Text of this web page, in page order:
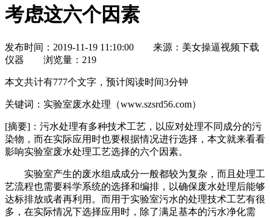
考虑这六个因素
发布时间：2019-11-19 11:10:00
来源：美女操逼视频下载
仪器 浏览量： 219
本文共计有777个文字，预计阅读时间3分钟
关键词：实验室废水处理（www.szsrd56.com）
[摘要]： 污水处理有多种技术工艺，以应对处理不同成分的污
染物，而在实际应用时也要根据情况进行选择，本文就来看看
影响实验室废水处理工艺选择的六个因素。
实验室产生的废水组成成分一般都较为复杂，而且处理工
艺流程也需要科学系统的选择和编排，以确保废水处理后能够
达标排放或者再利用。而用于实验室污水的处理技术工艺有很
多，在实际情况下选择应用时，除了满足基本的污水净化需